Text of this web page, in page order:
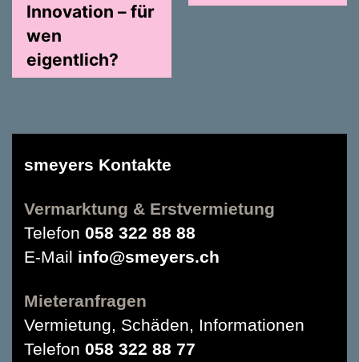
Innovation – für
wen
eigentlich?
smeyers Kontakte
Vermarktung & Erstvermietung
Telefon 058 322 88 88
E-Mail info@smeyers.ch
Mieteranfragen
Vermietung, Schäden, Informationen
Telefon 058 322 88 77